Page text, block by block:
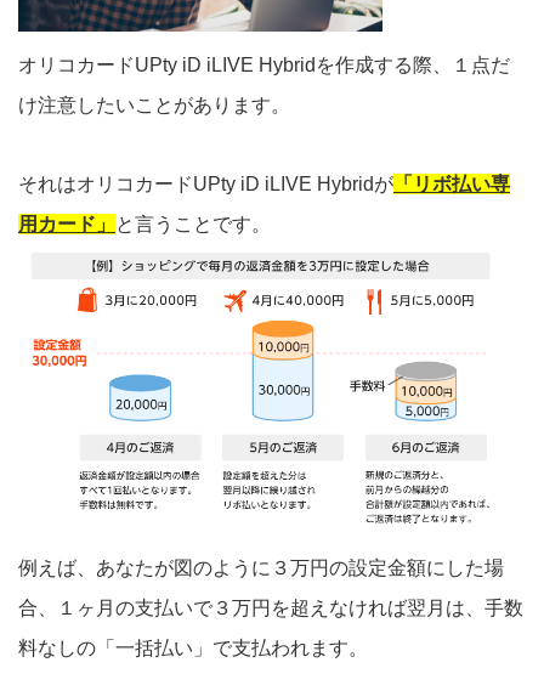
オリコカードUPty iD iLIVE Hybridを作成する際、１点だ
け注意したいことがあります。
それはオリコカードUPty iD iLIVE Hybridが 「リボ払い専
用カード」
と言うことです。
例えば、あなたが図のように３万円の設定金額にした場
合、１ヶ月の支払いで３万円を超えなければ翌月は、手数
料なしの「一括払い」で支払われます。